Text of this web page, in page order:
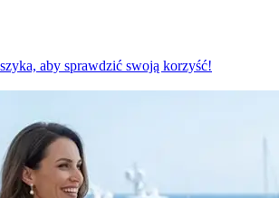
aby sprawdzić swoją korzyść!